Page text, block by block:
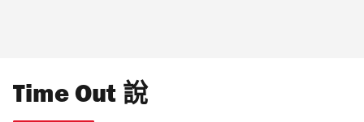
Time Out 說